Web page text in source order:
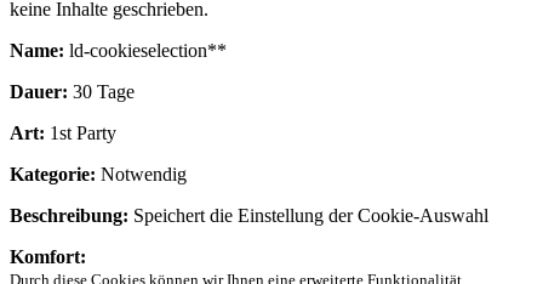
keine Inhalte geschrieben.
Name: ld-cookieselection**
Dauer: 30 Tage
Art: 1st Party
Kategorie: Notwendig
Beschreibung: Speichert die Einstellung der Cookie-Auswahl
Komfort:
Durch diese Cookies können wir Ihnen eine erweiterte Funktionalität